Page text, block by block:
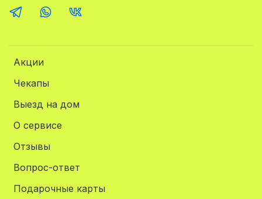
Акции
Чекапы
Выезд на дом
О сервисе
Отзывы
Вопрос-ответ
Подарочные карты